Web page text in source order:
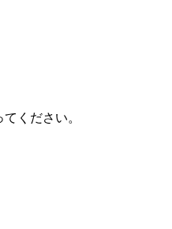
ください。